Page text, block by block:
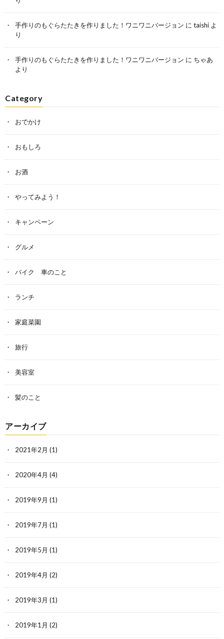
手作りのもぐらたたきを作りました！ワニワニバージョン に taishi よ
り
手作りのもぐらたたきを作りました！ワニワニバージョン に ちゃあ
より
Category
おでかけ
おもしろ
お酒
やってみよう！
キャンペーン
グルメ
バイク 車のこと
ランチ
家庭菜園
旅行
美容室
髪のこと
アーカイブ
2021年2月 (1)
2020年4月 (4)
2019年9月 (1)
2019年7月 (1)
2019年5月 (1)
2019年4月 (2)
2019年3月 (1)
2019年1月 (2)